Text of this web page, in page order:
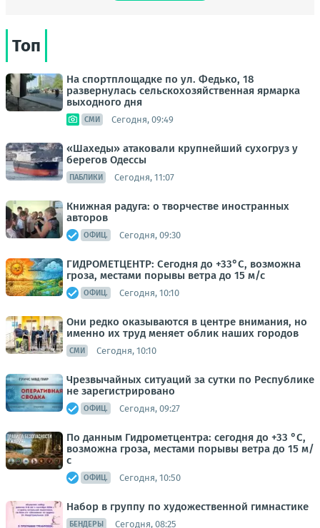
Топ
На спортплощадке по ул. Федько, 18
развернулась сельскохозяйственная ярмарка
выходного дня
СМИ Сегодня, 09:49
«Шахеды» атаковали крупнейший сухогруз у
берегов Одессы
ПАБЛИКИ Сегодня, 11:07
Книжная радуга: о творчестве иностранных
авторов
ОФИЦ. Сегодня, 09:30
ГИДРОМЕТЦЕНТР: Сегодня до +33°С, возможна
гроза, местами порывы ветра до 15 м/с
ОФИЦ. Сегодня, 10:10
Они редко оказываются в центре внимания, но
именно их труд меняет облик наших городов
СМИ Сегодня, 10:10
Чрезвычайных ситуаций за сутки по Республике
не зарегистрировано
ОФИЦ. Сегодня, 09:27
По данным Гидрометцентра: сегодня до +33 °C,
возможна гроза, местами порывы ветра до 15 м/
с
ОФИЦ. Сегодня, 10:50
Набор в группу по художественной гимнастике
БЕНДЕРЫ Сегодня, 08:25